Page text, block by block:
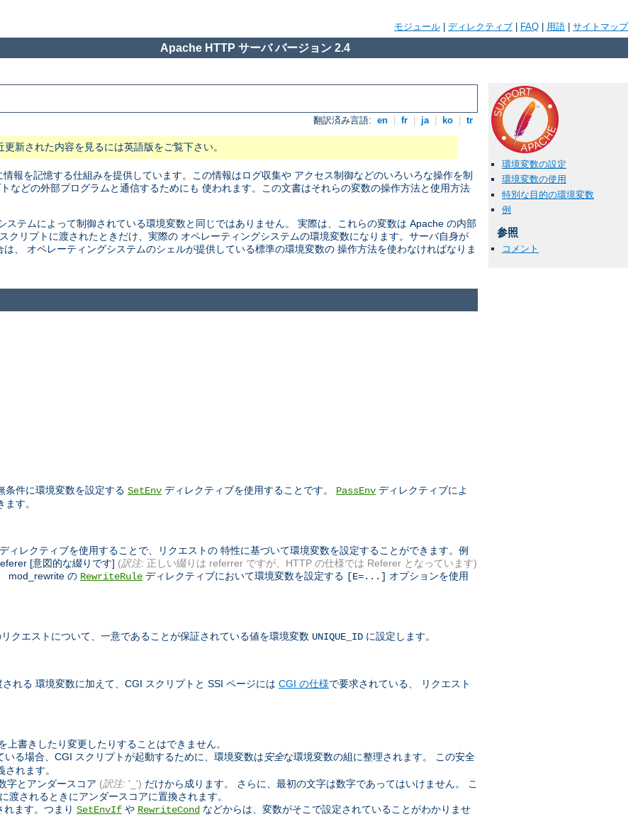
モジュール ディレクティブ FAQ 用語 サイトマップ
Apache HTTP サーバ バージョン 2.4
翻訳済み言語: en fr ja ko tr
新された内容を見るには英語版をご覧下さい。
報を記憶する仕組みを提供しています。この情報はログ収集や アクセス制御などのいろいろな操作を制
などの外部プログラムと通信するためにも 使われます。この文書はそれらの変数の操作方法と使用方法
ステムによって制御されている環境変数と同じではありません。 実際は、これらの変数は Apache の内部
クリプトに渡されたときだけ、実際の オペレーティングシステムの環境変数になります。サーバ自身が
、 オペレーティングシステムのシェルが提供している標準の環境変数の 操作方法を使わなければなりま
環境変数の設定
環境変数の使用
特別な目的の環境変数
例
参照
コメント
条件に環境変数を設定する SetEnv ディレクティブを使用することです。 PassEnv ディレクティブによ
す。
レクティブを使用することで、リクエストの 特性に基づいて環境変数を設定することができます。例
[意図的な綴りです] (訳注: 正しい綴りは referrer ですが、HTTP の仕様では Referer となっています)
mod_rewrite の RewriteRule ディレクティブにおいて環境変数を設定する [E=...] オプションを使用
クエストについて、一意であることが保証されている値を環境変数 UNIQUE_ID に設定します。
れる 環境変数に加えて、CGI スクリプトと SSI ページには CGI の仕様で要求されている、 リクエスト
書きしたり変更したりすることはできません。
いる場合、CGI スクリプトが起動するために、環境変数は安全な環境変数の組に整理されます。 この安全
されます。
字とアンダースコア (訳注: '_') だけから成ります。 さらに、最初の文字は数字であってはいけません。 こ
されるときにアンダースコアに置換されます。
ます。つまり SetEnvIf や RewriteCond などからは、変数がそこで設定されていることがわかりませ